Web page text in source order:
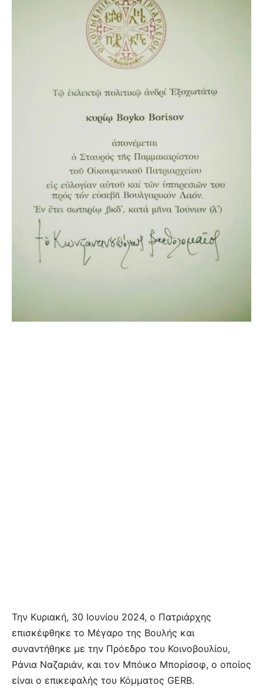
Την Κυριακή, 30 Ιουνίου 2024, ο Πατριάρχης
επισκέφθηκε το Μέγαρο της Βουλής και
συναντήθηκε με την Πρόεδρο του Κοινοβουλίου,
Ράνια Ναζαριάν, και τον Μπόικο Μπορίσοφ, ο οποίος
είναι ο επικεφαλής του Κόμματος GERB.